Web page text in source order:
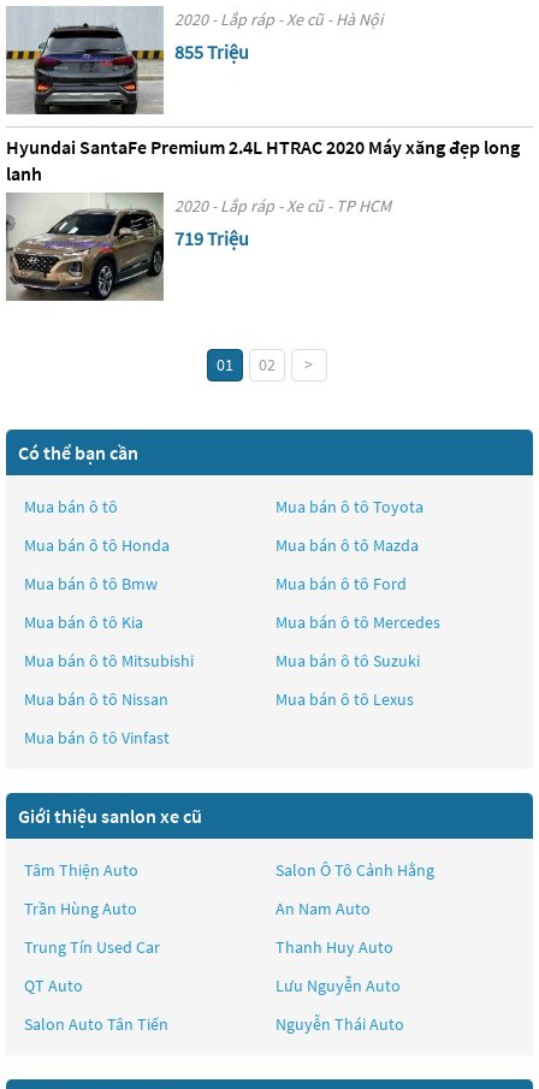
2020 - Lắp ráp - Xe cũ - Hà Nội
855 Triệu
Hyundai SantaFe Premium 2.4L HTRAC 2020 Máy xăng đẹp long
lanh
2020 - Lắp ráp - Xe cũ - TP HCM
719 Triệu
01 02 >
Có thể bạn cần
Mua bán ô tô Mua bán ô tô Toyota
Mua bán ô tô Honda Mua bán ô tô Mazda
Mua bán ô tô Bmw Mua bán ô tô Ford
Mua bán ô tô Kia Mua bán ô tô Mercedes
Mua bán ô tô Mitsubishi Mua bán ô tô Suzuki
Mua bán ô tô Nissan Mua bán ô tô Lexus
Mua bán ô tô Vinfast
Giới thiệu sanlon xe cũ
Tâm Thiện Auto
Salon Ô Tô Cảnh Hằng
Trần Hùng Auto
An Nam Auto
Trung Tín Used Car
Thanh Huy Auto
QT Auto
Lưu Nguyễn Auto
Salon Auto Tân Tiến
Nguyễn Thái Auto